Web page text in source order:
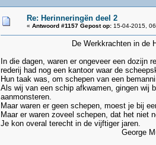
Re: Herinneringën deel 2
« Antwoord #1157 Gepost op:15-04-2015,
De Werkkrachten in de
In die dagen, waren er ongeveer een dozijn
rederij had nog een kantoor waar de
Hun taak was, om schepen van een
Als wij van een schip afkwamen, gingen wij
aanmonsteren.
Maar waren er geen schepen, moest je bij
Maar er waren zoveel schepen, dat het niet
Je kon overal terecht in de vijftiger jaren.
George Mussell-